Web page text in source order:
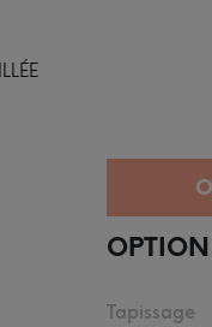
OPTION
Tapissage